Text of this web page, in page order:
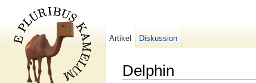
Delphin
Artikel Diskussion